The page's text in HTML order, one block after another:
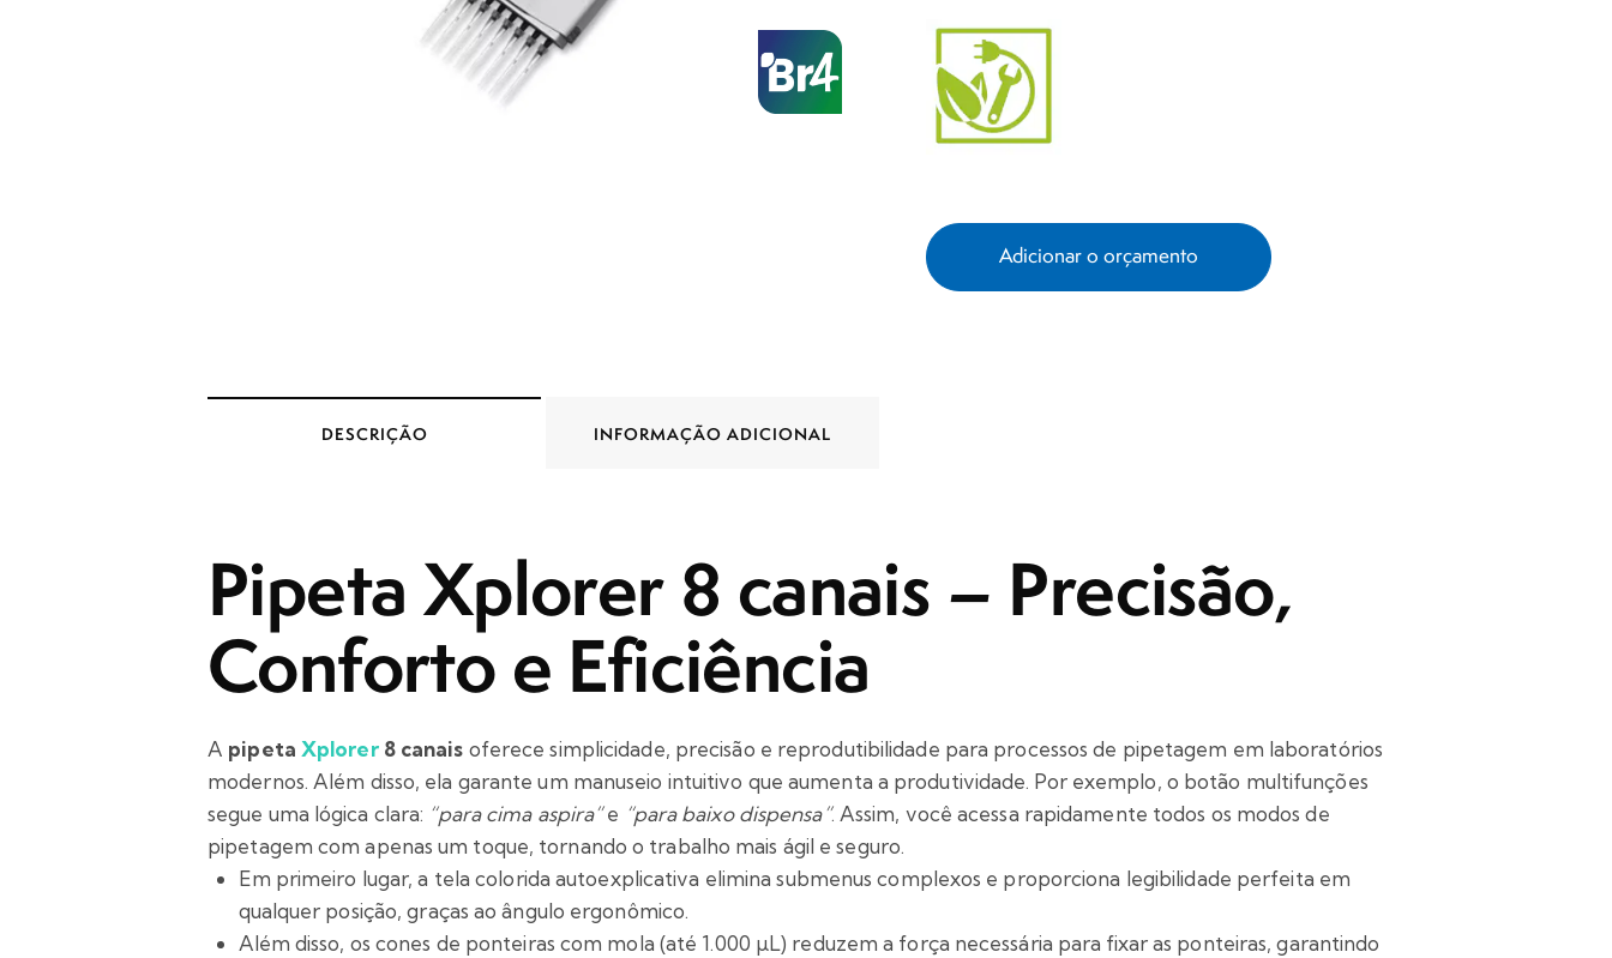
Adicionar o orçamento
DESCRIÇÃO INFORMAÇÃO ADICIONAL
Pipeta Xplorer 8 canais – Precisão,
Conforto e Eficiência
A pipeta Xplorer8 canais oferece simplicidade, precisão e reprodutibilidade para processos de pipetagem em laboratórios
modernos. Além disso, ela garante um manuseio intuitivo que aumenta a produtividade. Por exemplo, o botão multifunções
segue uma lógica clara: “para cima aspira”e “para baixo dispensa”. Assim, você acessa rapidamente todos os modos de
pipetagem com apenas um toque, tornando o trabalho mais ágil e seguro.
Em primeiro lugar, a tela colorida autoexplicativa elimina submenus complexos e proporciona legibilidade perfeita em
qualquer posição, graças ao ângulo ergonômico.
Além disso, os cones de ponteiras com mola (até 1.000 µL) reduzem a força necessária para fixar as ponteiras, garantindo